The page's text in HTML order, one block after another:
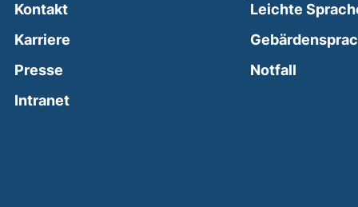
Kontakt
Karriere
Presse
Intranet(external link, opens in a new window)
Leichte
Notfall